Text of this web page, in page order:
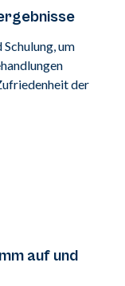
um
der
auf und